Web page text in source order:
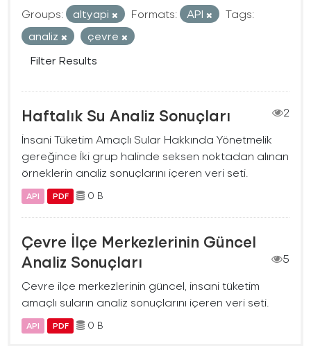
Groups: altyapi Formats: API
Tags:
analiz
çevre
Filter Results
Haftalık Su Analiz Sonuçları
2
İnsani Tüketim Amaçlı Sular Hakkında Yönetmelik
gereğince İki grup halinde seksen noktadan alınan
örneklerin analiz sonuçlarını içeren veri seti.
API PDF 0 B
Çevre İlçe Merkezlerinin Güncel
Analiz Sonuçları
5
Çevre ilçe merkezlerinin güncel, insani tüketim
amaçlı suların analiz sonuçlarını içeren veri seti.
API PDF 0 B